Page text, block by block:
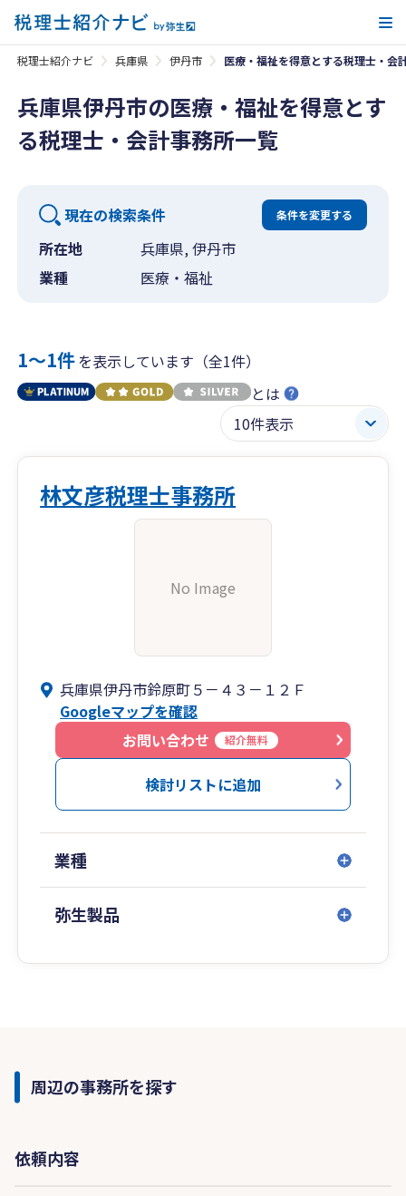
税理士紹介ナビ 兵庫県 伊丹市 医療・福祉を得意とする税理士・会
兵庫県伊丹市の医療・福祉を得意とす
る税理士・会計事務所一覧
現在の検索条件 条件を変更する
所在地
兵庫県, 伊丹市
業種
医療・福祉
1〜1件を表示しています（全1件）
とは
林文彦税理士事務所
No Image
兵庫県伊丹市鈴原町５－４３－１２Ｆ
Googleマップを確認
お問い合わせ
紹介無料
検討リストに追加
業種
弥生製品
周辺の事務所を探す
依頼内容